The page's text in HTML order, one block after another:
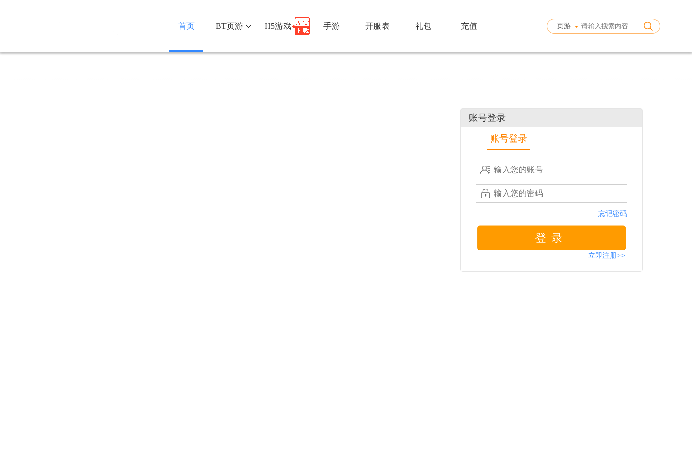
首页 BT页游 H5游戏 手游 开服表 礼包 充值 页游
账号登录
账号登录
忘记密码
登录
立即注册>>